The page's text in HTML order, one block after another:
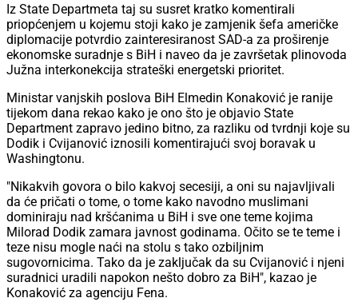
Iz State Departmeta taj su susret kratko komentirali
priopćenjem u kojemu stoji kako je zamjenik šefa američke
diplomacije potvrdio zainteresiranost SAD-a za proširenje
ekonomske suradnje s BiH i naveo da je završetak plinovoda
Južna interkonekcija strateški energetski prioritet.
Ministar vanjskih poslova BiH Elmedin Konaković je ranije
tijekom dana rekao kako je ono što je objavio State
Department zapravo jedino bitno, za razliku od tvrdnji koje su
Dodik i Cvijanović iznosili komentirajući svoj boravak u
Washingtonu.
"Nikakvih govora o bilo kakvoj secesiji, a oni su najavljivali
da će pričati o tome, o tome kako navodno muslimani
dominiraju nad kršćanima u BiH i sve one teme kojima
Milorad Dodik zamara javnost godinama. Očito se te teme i
teze nisu mogle naći na stolu s tako ozbiljnim
sugovornicima. Tako da je zaključak da su Cvijanović i njeni
suradnici uradili napokon nešto dobro za BiH", kazao je
Konaković za agenciju Fena.